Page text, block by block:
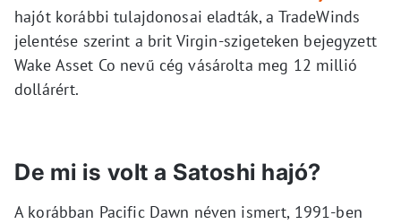
hajót korábbi tulajdonosai eladták, a TradeWinds
jelentése szerint a brit Virgin-szigeteken bejegyzett
Wake Asset Co nevű cég vásárolta meg 12 millió
dollárért.
De mi is volt a Satoshi hajó?
A korábban Pacific Dawn néven ismert, 1991-ben